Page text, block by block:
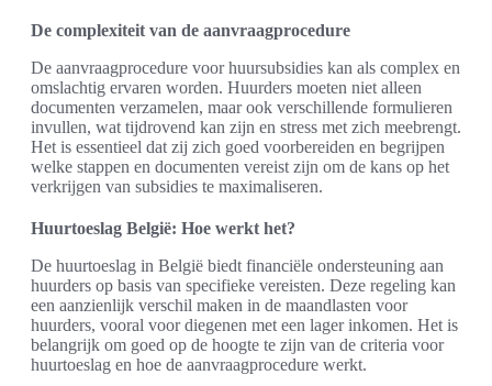
De complexiteit van de aanvraagprocedure
De aanvraagprocedure voor huursubsidies kan als complex en
omslachtig ervaren worden. Huurders moeten niet alleen
documenten verzamelen, maar ook verschillende formulieren
invullen, wat tijdrovend kan zijn en stress met zich meebrengt.
Het is essentieel dat zij zich goed voorbereiden en begrijpen
welke stappen en documenten vereist zijn om de kans op het
verkrijgen van subsidies te maximaliseren.
Huurtoeslag België: Hoe werkt het?
De huurtoeslag in België biedt financiële ondersteuning aan
huurders op basis van specifieke vereisten. Deze regeling kan
een aanzienlijk verschil maken in de maandlasten voor
huurders, vooral voor diegenen met een lager inkomen. Het is
belangrijk om goed op de hoogte te zijn van de criteria voor
huurtoeslag en hoe de aanvraagprocedure werkt.